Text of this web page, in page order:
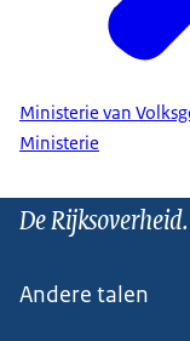
Ministerie van
Ministerie
De
Andere talen